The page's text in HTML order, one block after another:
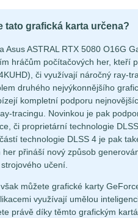
tato grafická karta určena?
Asus ASTRAL RTX 5080 O16G
hráčům počítačových her, kteří
či využívají náročný ray-
druhého nejvýkonnějšího
kompletní podporu
tracingu. Novinkou je pak
či proprietární technologie
technologie DLSS 4 je pak
her přináší nový způsob
učení.
můžete grafické karty
využívají umělou
právě díky těmto grafickým